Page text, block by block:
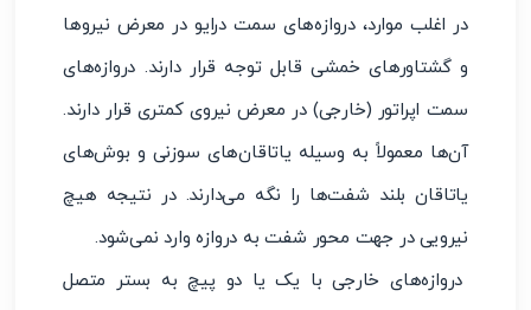
در اغلب موارد، دروازه‌های سمت درایو در معرض نیروها
و گشتاورهای خمشی قابل توجه قرار دارند. دروازه‌های
سمت اپراتور (خارجی) در معرض نیروی کمتری قرار دارند.
آن‌ها معمولاً به وسیله یاتاقان‌های سوزنی و بوش‌های
یاتاقان بلند شفت‌ها را نگه می‌دارند. در نتیجه هیچ
نیرویی در جهت محور شفت به دروازه وارد نمی‌شود.
دروازه‌های خارجی با یک یا دو پیچ به بستر متصل